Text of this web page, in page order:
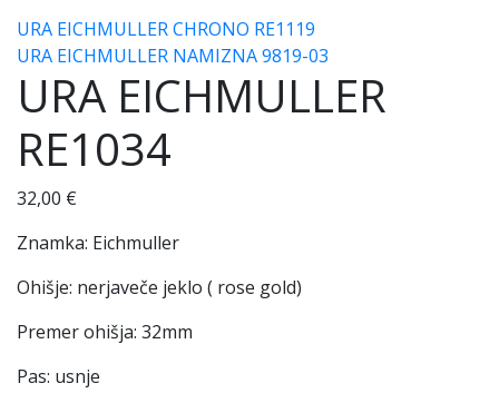
URA EICHMULLER CHRONO RE1119
URA EICHMULLER NAMIZNA 9819-03
URA EICHMULLER
RE1034
32,00 €
Znamka: Eichmuller
Ohišje: nerjaveče jeklo ( rose gold)
Premer ohišja: 32mm
Pas: usnje